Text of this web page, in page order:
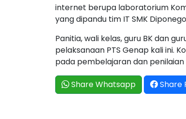
internet berupa laboratorium
yang dipandu tim IT SMK
Panitia, wali kelas, guru BK dan
pelaksanaan PTS Genap kali ini.
pada pembelajaran dan
Share Whatsapp Share